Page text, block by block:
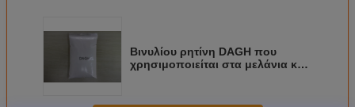
Βινυλίου ρητίνη DAGH που
χρησιμοποιείται στα μελάνια και